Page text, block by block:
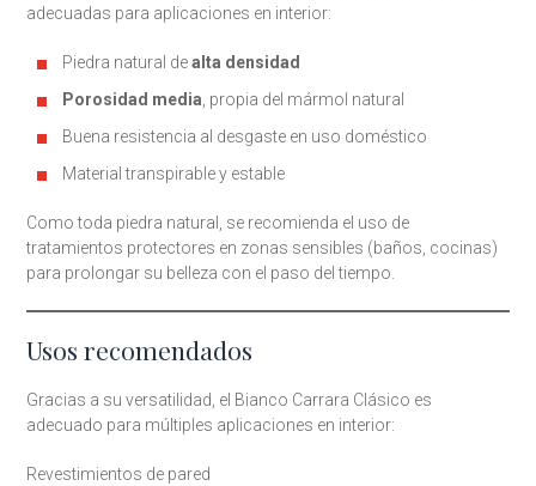
adecuadas para aplicaciones en interior:
Piedra natural dealta densidad
Porosidad media, propia del mármol natural
Buena resistencia al desgaste en uso doméstico
Material transpirable y estable
Como toda piedra natural, se recomienda el uso de
tratamientos protectores en zonas sensibles (baños, cocinas)
para prolongar su belleza con el paso del tiempo.
Usos recomendados
Gracias a su versatilidad, el Bianco Carrara Clásico es
adecuado para múltiples aplicaciones en interior:
Revestimientos de pared